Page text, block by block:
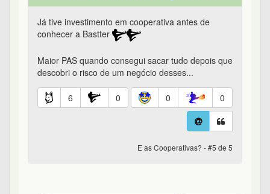
Já tive investimento em cooperativa antes de
conhecer a Bastter
Maior PAS quando consegui sacar tudo depois que
descobri o risco de um negócio desses...
6 0 0 0
E as Cooperativas? - #5 de 5